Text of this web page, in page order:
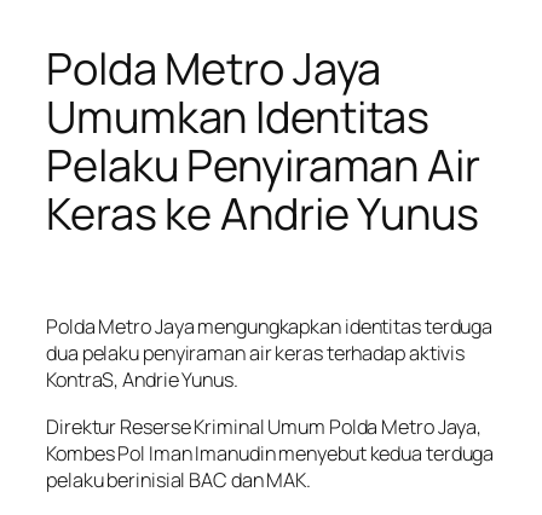
Polda Metro Jaya
Umumkan Identitas
Pelaku Penyiraman Air
Keras ke Andrie Yunus
Polda Metro Jaya mengungkapkan identitas terduga
dua pelaku penyiraman air keras terhadap aktivis
KontraS, Andrie Yunus.
Direktur Reserse Kriminal Umum Polda Metro Jaya,
Kombes Pol Iman Imanudin menyebut kedua terduga
pelaku berinisial BAC dan MAK.